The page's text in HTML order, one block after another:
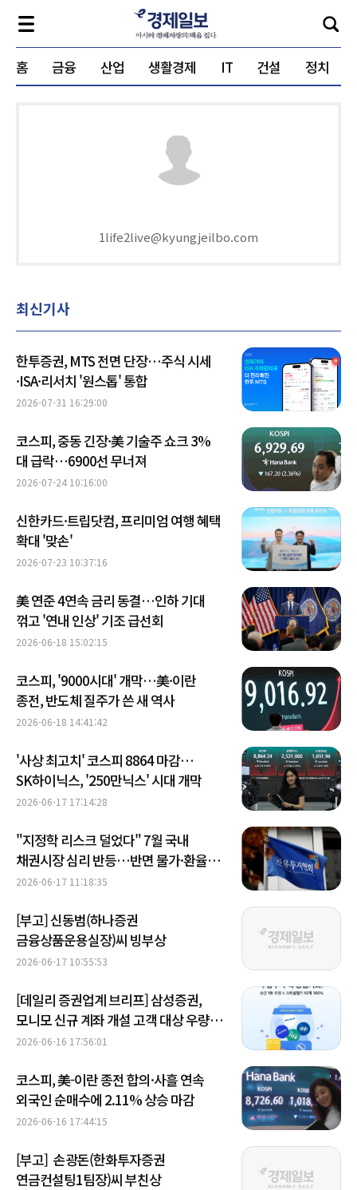
홈 금융 산업 생활경제 IT 건설 정치
1life2live@kyungjeilbo.com
최신기사
한투증권, MTS 전면 단장…주식 시세
·ISA·리서치 '원스톱' 통합
2026-07-31 16:29:00
코스피, 중동 긴장·美 기술주 쇼크 3%
대 급락…6900선 무너져
2026-07-24 10:16:00
신한카드·트립닷컴, 프리미엄 여행 혜택
확대 '맞손'
2026-07-23 10:37:16
美 연준 4연속 금리 동결…인하 기대
꺾고 '연내 인상' 기조 급선회
2026-06-18 15:02:15
코스피, '9000시대' 개막…美·이란
종전, 반도체 질주가 쓴 새 역사
2026-06-18 14:41:42
'사상 최고치' 코스피 8864 마감…
SK하이닉스, '250만닉스' 시대 개막
2026-06-17 17:14:28
"지정학 리스크 덜었다" 7월 국내
채권시장 심리 반등…반면 물가·환율은
'불씨' 여전
2026-06-17 11:18:35
[부고] 신동범(하나증권
금융상품운용실장)씨 빙부상
2026-06-17 10:55:53
[데일리 증권업계 브리프] 삼성증권,
모니모 신규 계좌 개설 고객 대상 우량주
·순금 증정 이벤트 진행 外
2026-06-16 17:56:01
코스피, 美-이란 종전 합의·사흘 연속
외국인 순매수에 2.11% 상승 마감
2026-06-16 17:44:15
[부고] 손광돈(한화투자증권
연금컨설팅1팀장)씨 부친상